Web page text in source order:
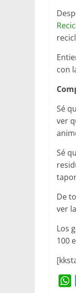
con
Sé
ver
Sé
De
ver
Los
100